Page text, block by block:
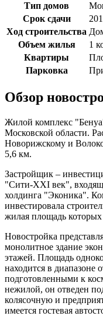
Тип домов
Срок сдачи
Ход строительства
Объем жилья
1
Квартиры
Парковка
Обзор
Жилой комплекс
Московской области.
Новорижскому и
5,6 км.
Застройщик –
"Сити-XXI век",
холдинга "Эконика".
инвестировала
жилая площадь
Новостройка
монолитное здание
этажей. Площадь
находится в диапазоне
подготовленными к
нежилой, он отведен
колясочную и
имеется гостевая